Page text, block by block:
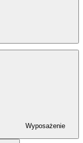
Wyposażenie